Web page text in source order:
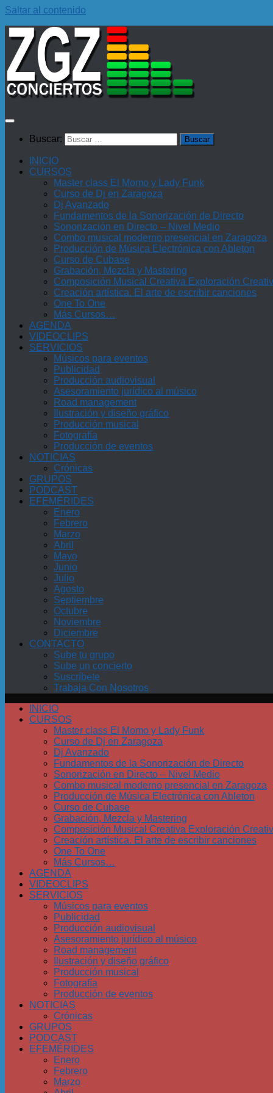
Saltar al contenido
Buscar:
INICIO
CURSOS
Master class El Momo y Lady Funk
Curso de Dj en Zaragoza
Dj Avanzado
Fundamentos de la Sonorización de Directo
Sonorización en Directo – Nivel Medio
Combo musical moderno presencial en Zaragoza
Producción de Música Electrónica con Ableton
Curso de Cubase
Grabación, Mezcla y Mastering
Composición Musical Creativa Exploración
Creación artística. El arte de escribir canciones
One To One
Más Cursos…
AGENDA
VIDEOCLIPS
SERVICIOS
Músicos para eventos
Publicidad
Producción audiovisual
Asesoramiento jurídico al músico
Road management
Ilustración y diseño gráfico
Producción musical
Fotografía
Producción de eventos
NOTICIAS
Crónicas
GRUPOS
PODCAST
EFEMÉRIDES
Enero
Febrero
Marzo
Abril
Mayo
Junio
Julio
Agosto
Septiembre
Octubre
Noviembre
Diciembre
CONTACTO
Sube tu grupo
Sube un concierto
Suscríbete
Trabaja Con Nosotros
INICIO
CURSOS
Master class El Momo y Lady Funk
Curso de Dj en Zaragoza
Dj Avanzado
Fundamentos de la Sonorización de Directo
Sonorización en Directo – Nivel Medio
Combo musical moderno presencial en Zaragoza
Producción de Música Electrónica con Ableton
Curso de Cubase
Grabación, Mezcla y Mastering
Composición Musical Creativa Exploración
Creación artística. El arte de escribir canciones
One To One
Más Cursos…
AGENDA
VIDEOCLIPS
SERVICIOS
Músicos para eventos
Publicidad
Producción audiovisual
Asesoramiento jurídico al músico
Road management
Ilustración y diseño gráfico
Producción musical
Fotografía
Producción de eventos
NOTICIAS
Crónicas
GRUPOS
PODCAST
EFEMÉRIDES
Enero
Febrero
Marzo